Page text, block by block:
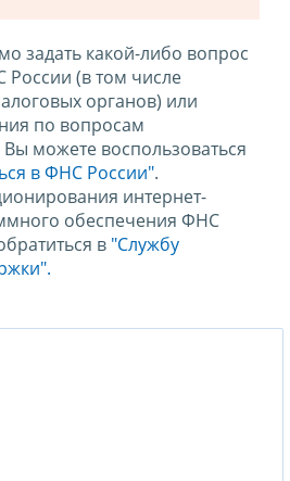
задать какой-либо вопрос
России (в том числе
органов) или
по вопросам
можете воспользоваться
в ФНС России".
интернет-
обеспечения ФНС
в "Службу